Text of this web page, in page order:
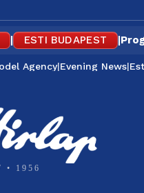
| ESTI BUDAPEST |
Agency|Evening News|
• 1956